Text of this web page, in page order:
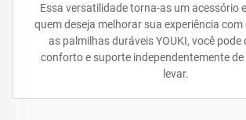
Essa versatilidade torna-as um acessório
quem deseja melhorar sua experiência
as palmilhas duráveis YOUKI, você
conforto e suporte independentemente de
levar.